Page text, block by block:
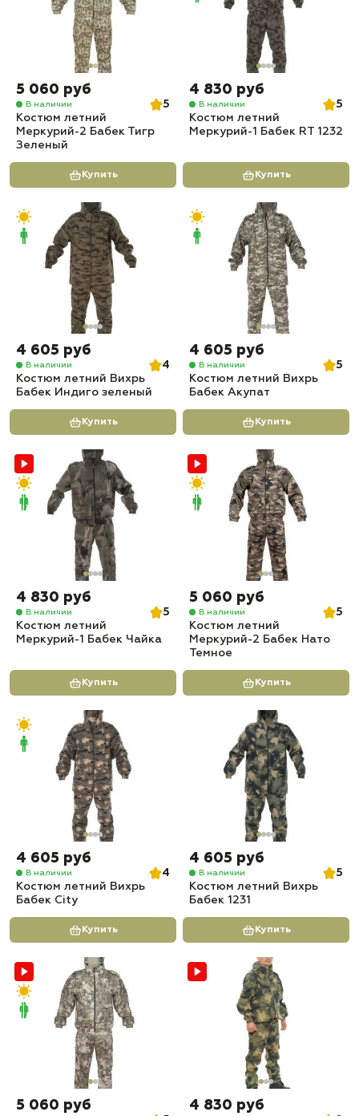
5 060 руб
В наличии
5
Костюм летний
Меркурий-2 Бабек Тигр
Зеленый
Купить
4 830 руб
В наличии
5
Костюм летний
Меркурий-1 Бабек RT 1232
Купить
4 605 руб
В наличии
4
Костюм летний Вихрь
Бабек Индиго зеленый
Купить
4 605 руб
В наличии
5
Костюм летний Вихрь
Бабек Акупат
Купить
4 830 руб
В наличии
5
Костюм летний
Меркурий-1 Бабек Чайка
Купить
5 060 руб
В наличии
5
Костюм летний
Меркурий-2 Бабек Нато
Темное
Купить
4 605 руб
В наличии
4
Костюм летний Вихрь
Бабек City
Купить
4 605 руб
В наличии
5
Костюм летний Вихрь
Бабек 1231
Купить
5 060 руб 4 830 руб